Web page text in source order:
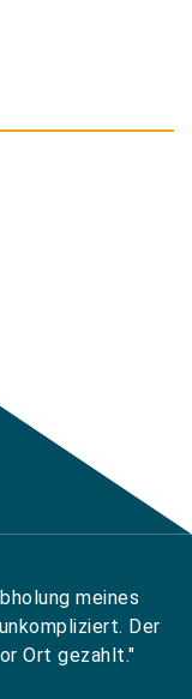
meines
Der
Ort gezahlt."